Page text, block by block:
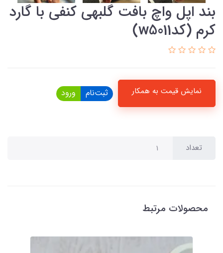
بند اپل واچ بافت گلبهی کنفی با گارد
کرم (کدw5011)
نمایش قیمت به همکار ثبت‌نام ورود
تعداد
محصولات مرتبط